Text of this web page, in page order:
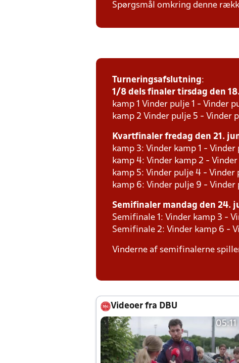
Spørgsmål omkring denne
Turneringsafslutning:
1/8 dels finaler tirsdag den
kamp 1 Vinder pulje 1 - Vinder
kamp 2 Vinder pulje 5 - Vinder
Kvartfinaler fredag den 21.
kamp 3: Vinder kamp 1 - Vinder
kamp 4: Vinder kamp 2 -
kamp 5: Vinder pulje 4 - Vinder
kamp 6: Vinder pulje 9 - Vinder
Semifinaler mandag den 24.
Semifinale 1: Vinder kamp 3 -
Semifinale 2: Vinder kamp 6 -
Vinderne af semifinalerne
Videoer fra DBU
05:11